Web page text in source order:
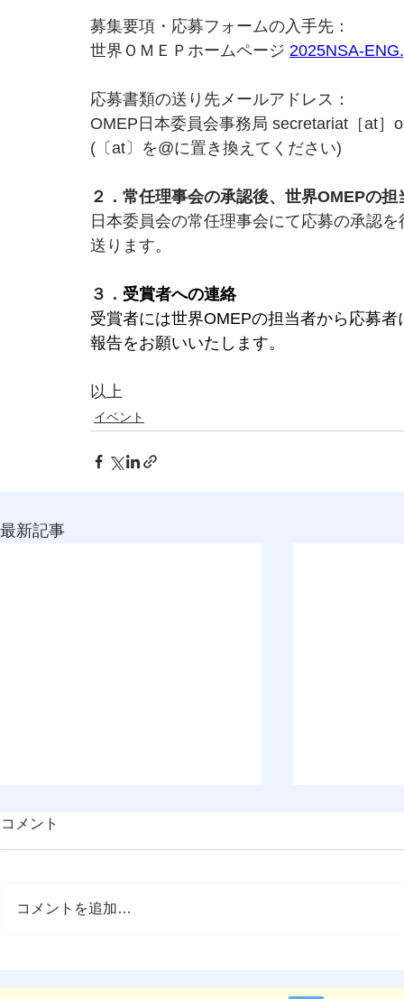
募集要項・応募フォームの入手先：
世界ＯＭＥＰホームページ 2025NSA-
応募書類の送り先メールアドレス：
OMEP日本委員会事務局 secretariat［at］
(〔at〕を@に置き換えてください)
２．常任理事会の承認後、世界OMEPの
日本委員会の常任理事会にて応募の承認
送ります。
３． 受賞者への連絡
受賞者には世界OMEPの担当者から応募
報告をお願いいたします。
以上
イベント
最新記事
ャーナル』原稿募集のお知ら
コメント
コメントを追加…